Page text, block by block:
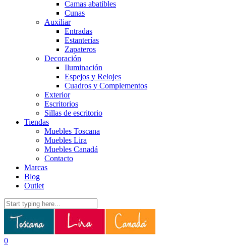
Camas abatibles
Cunas
Auxiliar
Entradas
Estanterías
Zapateros
Decoración
Iluminación
Espejos y Relojes
Cuadros y Complementos
Exterior
Escritorios
Sillas de escritorio
Tiendas
Muebles Toscana
Muebles Lira
Muebles Canadá
Contacto
Marcas
Blog
Outlet
0